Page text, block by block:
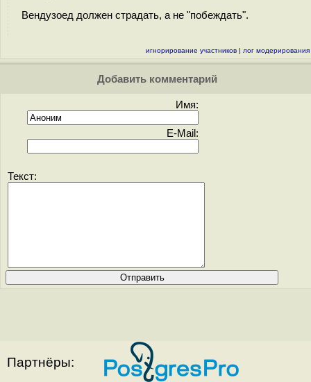
Вендузоед должен страдать, а не "побеждать".
игнорирование участников | лог модерирования
Добавить комментарий
Имя:
E-Mail:
Текст:
Партнёры: